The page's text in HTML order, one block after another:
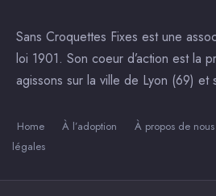
Sans Croquettes Fixes est une
loi 1901. Son coeur d’action est la
agissons sur la ville de Lyon (69) et
Home À l’adoption À propos de nous
légales